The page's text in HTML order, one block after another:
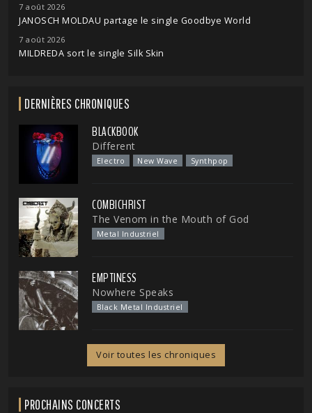
7 août 2026
JANOSCH MOLDAU partage le single Goodbye World
7 août 2026
MILDREDA sort le single Silk Skin
DERNIÈRES CHRONIQUES
BLACKBOOK
Different
Electro New Wave Synthpop
COMBICHRIST
The Venom in the Mouth of God
Metal Industriel
EMPTINESS
Nowhere Speaks
Black Metal Industriel
Voir toutes les chroniques
PROCHAINS CONCERTS